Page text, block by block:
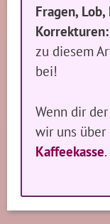
Fragen,
Korrekturen:
zu diesem
bei!
Wenn dir
wir uns
Kaffeekasse.